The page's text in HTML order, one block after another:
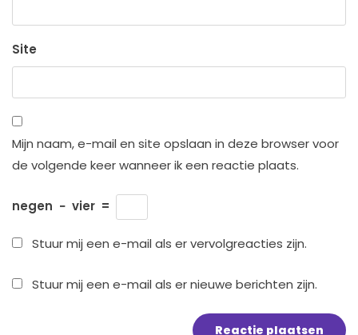
Site
Mijn naam, e-mail en site opslaan in deze browser voor
de volgende keer wanneer ik een reactie plaats.
negen − vier =
Stuur mij een e-mail als er vervolgreacties zijn.
Stuur mij een e-mail als er nieuwe berichten zijn.